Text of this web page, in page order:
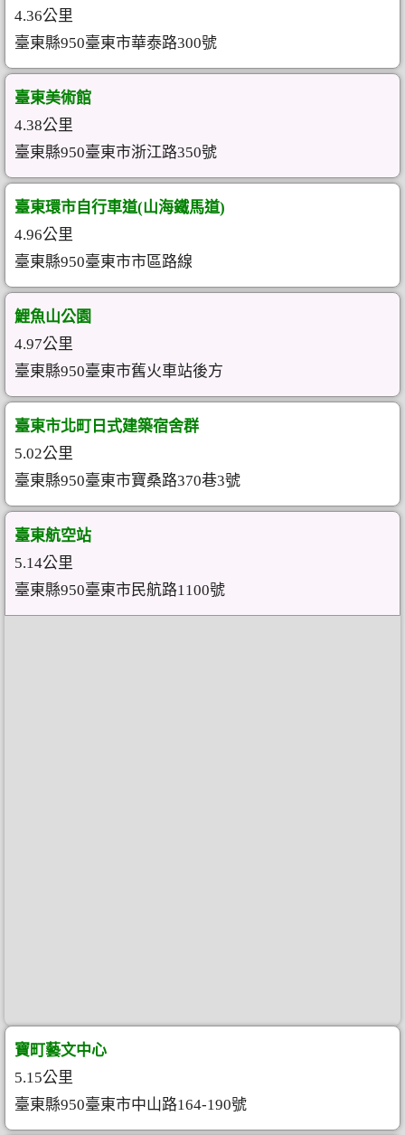
4.36公里
臺東縣950臺東市華泰路300號
臺東美術館
4.38公里
臺東縣950臺東市浙江路350號
臺東環市自行車道(山海鐵馬道)
4.96公里
臺東縣950臺東市市區路線
鯉魚山公園
4.97公里
臺東縣950臺東市舊火車站後方
臺東市北町日式建築宿舍群
5.02公里
臺東縣950臺東市寶桑路370巷3號
臺東航空站
5.14公里
臺東縣950臺東市民航路1100號
寶町藝文中心
5.15公里
臺東縣950臺東市中山路164-190號